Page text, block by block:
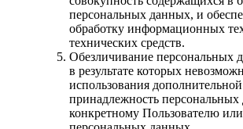
персональных данных, и
обработку информационных
технических средств.
Обезличивание персональных
в результате которых
использования
принадлежность
конкретному Пользователю